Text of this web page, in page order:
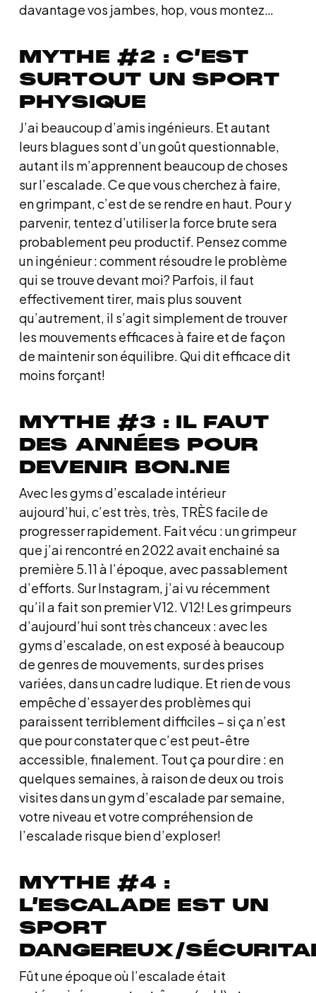
davantage vos jambes, hop, vous montez…
MYTHE #2 : C’EST
SURTOUT UN SPORT
PHYSIQUE
J’ai beaucoup d’amis ingénieurs. Et autant
leurs blagues sont d’un goût questionnable,
autant ils m’apprennent beaucoup de choses
sur l’escalade. Ce que vous cherchez à faire,
en grimpant, c’est de se rendre en haut. Pour y
parvenir, tentez d’utiliser la force brute sera
probablement peu productif. Pensez comme
un ingénieur : comment résoudre le problème
qui se trouve devant moi? Parfois, il faut
effectivement tirer, mais plus souvent
qu’autrement, il s’agit simplement de trouver
les mouvements efficaces à faire et de façon
de maintenir son équilibre. Qui dit efficace dit
moins forçant!
MYTHE #3 : IL FAUT
DES ANNÉES POUR
DEVENIR BON.NE
Avec les gyms d’escalade intérieur
aujourd’hui, c’est très, très, TRÈS facile de
progresser rapidement. Fait vécu : un grimpeur
que j’ai rencontré en 2022 avait enchainé sa
première 5.11 à l’époque, avec passablement
d’efforts. Sur Instagram, j’ai vu récemment
qu’il a fait son premier V12. V12! Les grimpeurs
d’aujourd’hui sont très chanceux : avec les
gyms d’escalade, on est exposé à beaucoup
de genres de mouvements, sur des prises
variées, dans un cadre ludique. Et rien de vous
empêche d’essayer des problèmes qui
paraissent terriblement difficiles – si ça n’est
que pour constater que c’est peut-être
accessible, finalement. Tout ça pour dire : en
quelques semaines, à raison de deux ou trois
visites dans un gym d’escalade par semaine,
votre niveau et votre compréhension de
l’escalade risque bien d’exploser!
MYTHE #4 :
L’ESCALADE EST UN
SPORT
DANGEREUX/
Fût une époque où l’escalade était